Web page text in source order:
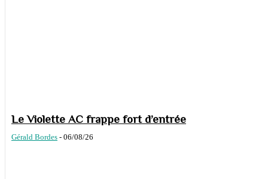
Le Violette AC frappe fort d’entrée
Gérald Bordes - 06/08/26